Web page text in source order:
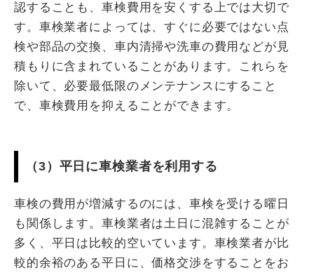
認することも、車検費用を安くする上では大切で
す。車検業者によっては、すぐに必要ではない点
検や部品の交換、車内清掃や洗車の費用などが見
積もりに含まれていることがあります。これらを
除いて、必要最低限のメンテナンスにすること
で、車検費用を抑えることができます。
（3）平日に車検業者を利用する
車検の費用が増減するのには、車検を受ける曜日
も関係します。車検業者は土日に混雑することが
多く、平日は比較的空いています。車検業者が比
較的余裕のある平日に、価格交渉をすることをお